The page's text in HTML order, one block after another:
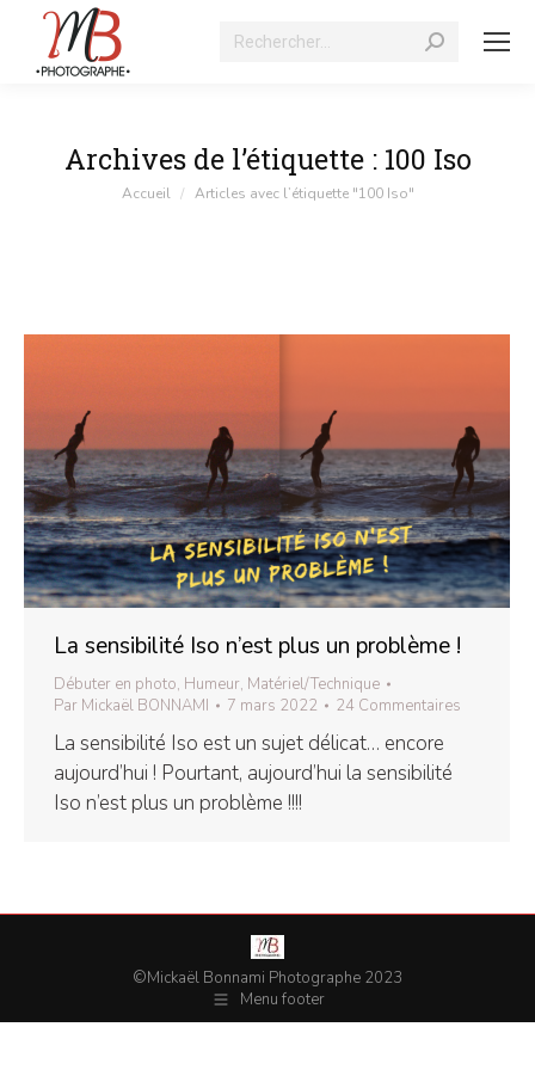
Recherche
Archives de l’étiquette : 100 Iso
Vous êtes ici :
Accueil Articles avec l’étiquette "100 Iso"
La sensibilité Iso n’est plus un problème !
Débuter en photo, Humeur, Matériel/Technique
Par Mickaël BONNAMI 7 mars 2022 24 Commentaires
La sensibilité Iso est un sujet délicat… encore
aujourd’hui ! Pourtant, aujourd’hui la sensibilité
Iso n’est plus un problème !!!!
©Mickaël Bonnami Photographe 2023
Menu footer